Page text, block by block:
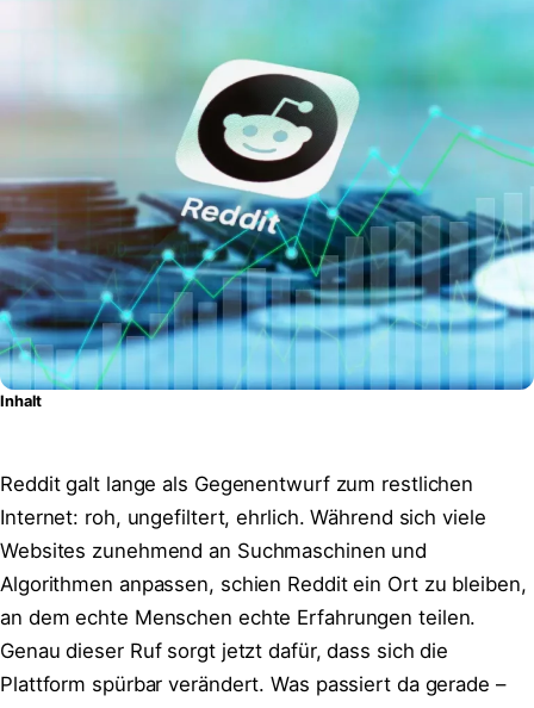
Inhalt
Reddit galt lange als Gegenentwurf zum restlichen
Internet: roh, ungefiltert, ehrlich. Während sich viele
Websites zunehmend an Suchmaschinen und
Algorithmen anpassen, schien Reddit ein Ort zu bleiben,
an dem echte Menschen echte Erfahrungen teilen.
Genau dieser Ruf sorgt jetzt dafür, dass sich die
Plattform spürbar verändert. Was passiert da gerade –